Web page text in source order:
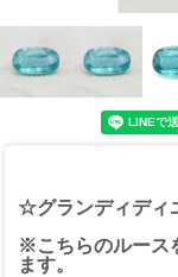
☆グランディディ
※こちらのルース
ます。